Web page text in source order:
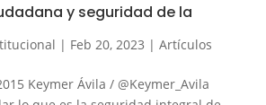
y seguridad de la
| Feb 20, 2023 | Artículos
Keymer Ávila / @Keymer_Avila